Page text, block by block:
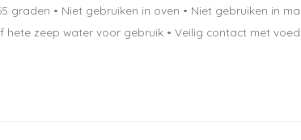
• Niet gebruiken in oven • Niet gebruiken in
zeep water voor gebruik • Veilig contact met